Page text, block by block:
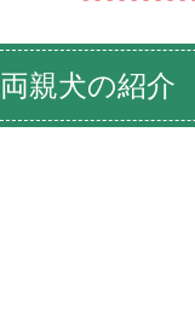
両親犬の紹介